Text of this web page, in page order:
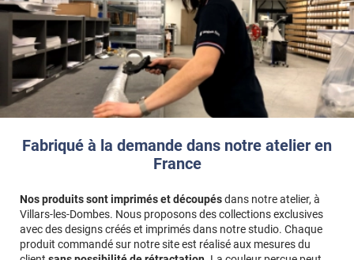
Fabriqué à la demande dans notre atelier en
France
Nos produits sont imprimés et découpésdans notre atelier, à
Villars-les-Dombes. Nous proposons des collections exclusives
avec des designs créés et imprimés dans notre studio. Chaque
produit commandé sur notre site est réalisé aux mesures du